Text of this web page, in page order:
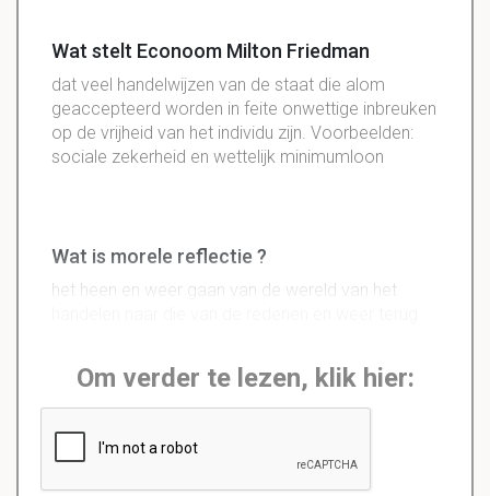
Wat stelt Econoom Milton Friedman
dat veel handelwijzen van de staat die alom
geaccepteerd worden in feite onwettige inbreuken
op de vrijheid van het individu zijn. Voorbeelden:
sociale zekerheid en wettelijk minimumloon
Wat is morele reflectie ?
het heen en weer gaan van de wereld van het
Om verder te lezen, klik hier: